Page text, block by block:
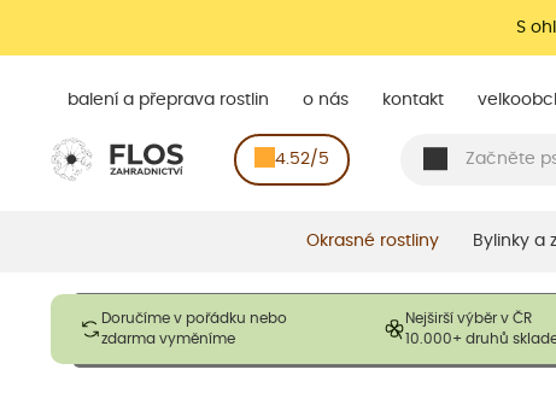
S
balení a přeprava rostlin o nás kontakt
4.52/5
Okrasné rostliny Bylinky a
Doručíme v pořádku nebo
zdarma vyměníme
Nejširší výběr v ČR
10.000+ druhů
Obrázky slouží pouze pro ilustrační účely a mají reprezentovat
opadavé rostliny dodávány v dormantním stavu a bez listů.